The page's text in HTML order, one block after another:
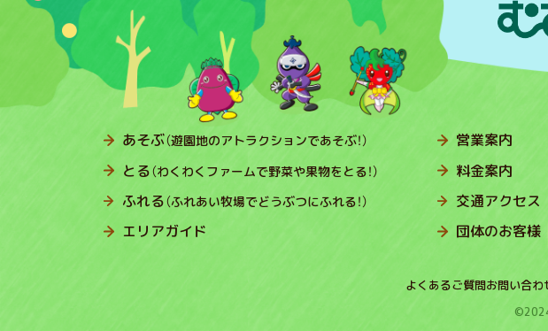
あそぶ（遊園地のアトラクションであそぶ！）
とる（わくわくファームで野菜や果物をとる！）
ふれる（ふれあい牧場でどうぶつにふれる！）
エリアガイド
営業案内
料金案内
交通アクセス
団体のお客様
よくあるご質問お問い合わ